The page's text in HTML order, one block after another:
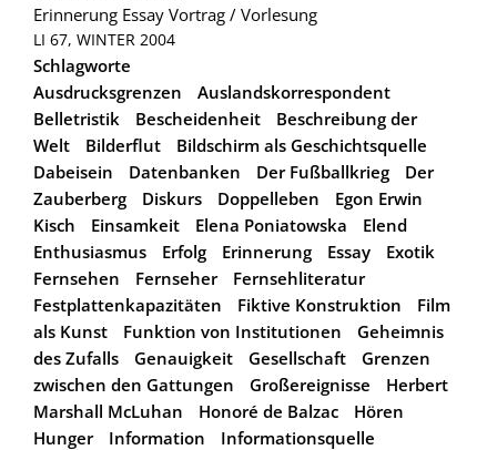
Erinnerung Essay Vortrag / Vorlesung
LI 67, WINTER 2004
Schlagworte
Ausdrucksgrenzen
Auslandskorrespondent
Belletristik
Bescheidenheit
Beschreibung der
Welt
Bilderflut
Bildschirm als Geschichtsquelle
Dabeisein
Datenbanken Der Fußballkrieg
Der
Zauberberg
Diskurs Doppelleben
Egon Erwin
Kisch
Einsamkeit Elena Poniatowska
Elend
Enthusiasmus
Erfolg Erinnerung Essay
Exotik
Fernsehen
Fernseher
Fernsehliteratur
Festplattenkapazitäten
Fiktive Konstruktion
Film
als Kunst
Funktion von Institutionen
Geheimnis
des Zufalls
Genauigkeit Gesellschaft
Grenzen
zwischen den Gattungen
Großereignisse
Herbert
Marshall McLuhan
Honoré de Balzac
Hören
Hunger
Information
Informationsquelle